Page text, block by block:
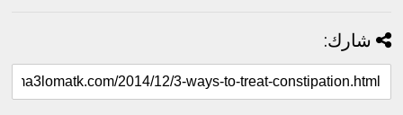
شارك: